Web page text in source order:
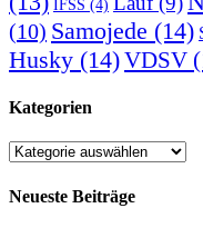
IFSS (4)
(10) Samojede (14)
Husky (14)VDSV
Kategorien
Kategorien
Neueste Beiträge